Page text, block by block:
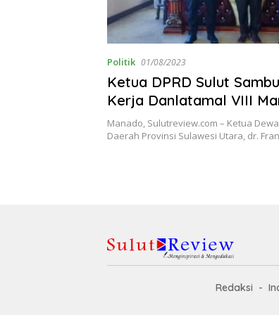
Politik 01/08/2023
Ketua DPRD Sulut
Kerja Danlatamal VIII
Manado, Sulutreview.com – Ketua
Daerah Provinsi Sulawesi Utara, dr.
Redaksi